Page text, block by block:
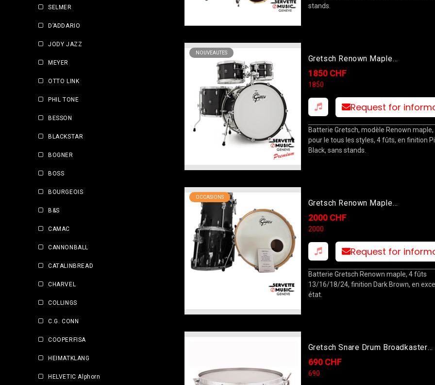
SELMER
D’ADDARIO
JODY JAZZ
MEYER
OTTO LINK
PHIL TONE
BESSON
BLACKSTAR
BOGNER
BOSS
BOURGEOIS
B&S
CAMAC
CANNONBALL
CATALINBREAD
CHARVEL
COLLINGS
C.G. CONN
COOPERFISA
HEIMATKLANG
HELVETIC Alphorn
stands.
NOUVEAUTES
Gretsch Renown Maple
10T/12T/16F/22B Piano Black
1850 CHF
1850
Request for
Batterie Gretsch, modèle Renown maple,
pour le tous les styles, 4 fûts, en finition
Black, sans stands.
OCCASIONS
Gretsch Renown Maple
13T/16F/18F/24B Dark Brown
2000 CHF
2000
Request for
Batterie Gretsch Renown maple, 4 fûts
13/16/18/24, finition Dark Brown, en
état.
Gretsch Snare Drum Broadkaster
Champagne Sparkle 14x5
690 CHF
690